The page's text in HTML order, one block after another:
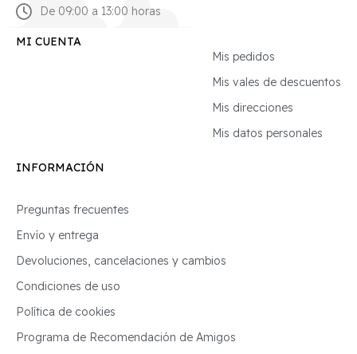
De 09:00 a 13:00 horas
MI CUENTA
Mis pedidos
Mis vales de descuentos
Mis direcciones
Mis datos personales
INFORMACIÓN
Preguntas frecuentes
Envío y entrega
Devoluciones, cancelaciones y cambios
Condiciones de uso
Política de cookies
Programa de Recomendación de Amigos